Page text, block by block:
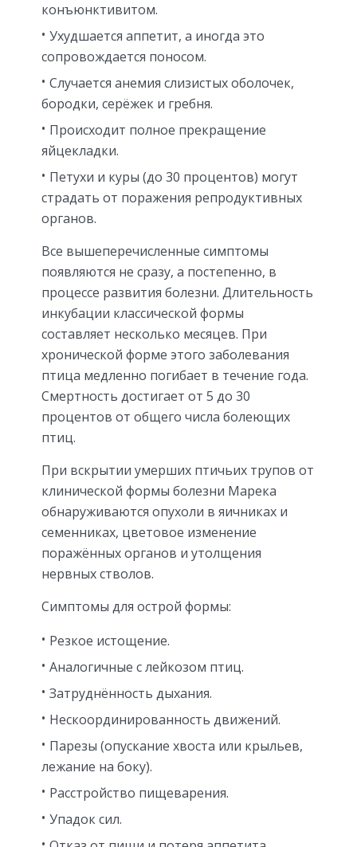
конъюнктивитом.
Ухудшается аппетит, а иногда это
сопровождается поносом.
Случается анемия слизистых оболочек,
бородки, серёжек и гребня.
Происходит полное прекращение
яйцекладки.
Петухи и куры (до 30 процентов) могут
страдать от поражения репродуктивных
органов.
Все вышеперечисленные симптомы
появляются не сразу, а постепенно, в
процессе развития болезни. Длительность
инкубации классической формы
составляет несколько месяцев. При
хронической форме этого заболевания
птица медленно погибает в течение года.
Смертность достигает от 5 до 30
процентов от общего числа болеющих
птиц.
При вскрытии умерших птичьих трупов от
клинической формы болезни Марека
обнаруживаются опухоли в яичниках и
семенниках, цветовое изменение
поражённых органов и утолщения
нервных стволов.
Симптомы для острой формы:
Резкое истощение.
Аналогичные с лейкозом птиц.
Затруднённость дыхания.
Нескоординированность движений.
Парезы (опускание хвоста или крыльев,
лежание на боку).
Расстройство пищеварения.
Упадок сил.